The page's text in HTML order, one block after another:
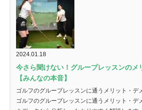
2024.01.18
今さら聞けない！グループレッスンのメ
【みんなの本音】
ゴルフのグループレッスンに通うメリット・デ
ゴルフのグループレッスンに通うメリット・デ